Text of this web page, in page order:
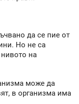
да се пие от
Но не са
нивото на
може да
в организма има